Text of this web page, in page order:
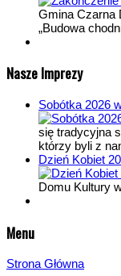
Gmina Czarna
„Budowa
Nasze Imprezy
Sobótka 2026
się tradycyjna
którzy byli z
Dzień Kobiet
Domu Kultury
Menu
Strona Główna